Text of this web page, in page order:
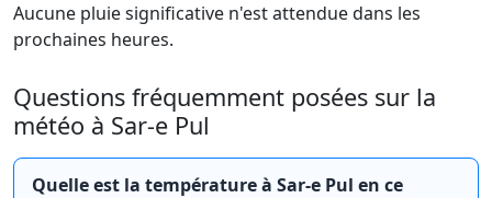
Aucune pluie significative n'est attendue dans les
prochaines heures.
Questions fréquemment posées sur la
météo à Sar-e Pul
Quelle est la température à Sar-e Pul en ce